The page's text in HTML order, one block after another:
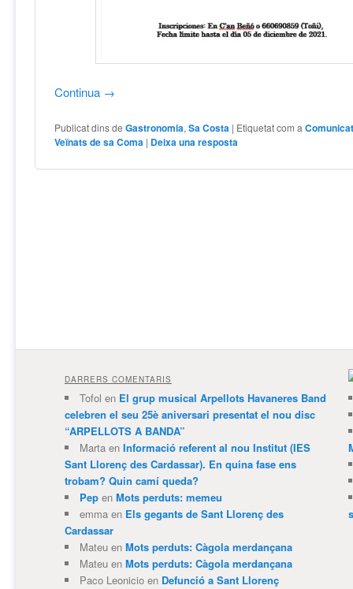
Continua →
Publicat dins de Gastronomia,Sa Costa | Etiquetat com a
Veïnats de sa Coma | Deixa una resposta
DARRERS COMENTARIS
Tofol en El grup musical Arpellots Havaneres Band
celebren el seu 25è aniversari presentat el nou disc
“ARPELLOTS A BANDA”
Martaen Informació referent al nou Institut (IES
Sant Llorenç des Cardassar). En quina fase ens
trobam? Quin camí queda?
Pepen Mots perduts: memeu
emmaen Els gegants de Sant Llorenç des
Cardassar
Mateuen Mots perduts: Càgola merdançana
Mateuen Mots perduts: Càgola merdançana
Paco Leonicioen Defunció a Sant Llorenç